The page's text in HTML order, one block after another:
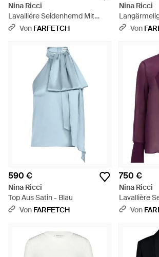
Nina Ricci
Lavalliére Seidenhemd Mit
Schleife - Schwarz
Von FARFETCH
Nina Ricci
Von
590 €
Nina Ricci
Top Aus Satin - Blau
Von FARFETCH
750 €
Nina Ricci
Lavallière
Von